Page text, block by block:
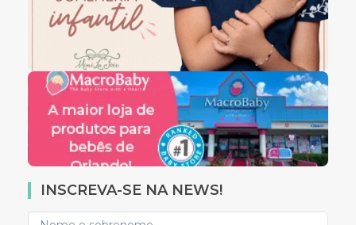
INSCREVA-SE NA NEWS!